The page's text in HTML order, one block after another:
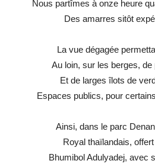
Nous partîmes à onze heure
Des amarres sitôt
La vue dégagée
Au loin, sur les berges,
Et de larges îlots de
Espaces publics, pour
Ainsi, dans le parc
Royal thaïlandais,
Bhumibol Adulyadej, avec